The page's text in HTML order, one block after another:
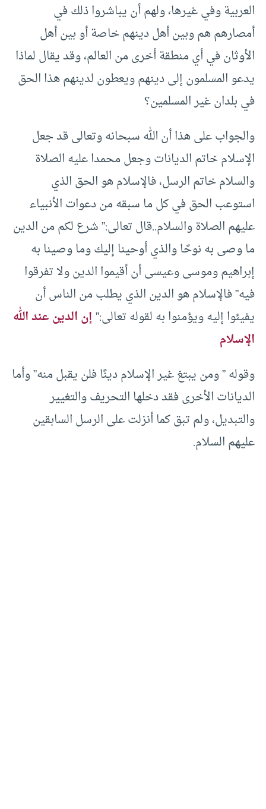
العربية وفي غيرها، ولهم أن يباشروا ذلك في
أمصارهم هم وبين أهل دينهم خاصة أو بين أهل
الأوثان في أي منطقة أخرى من العالم، وقد يقال لماذا
يدعو المسلمون إلى دينهم ويعطون لدينهم هذا الحق
في بلدان غير المسلمين؟
والجواب على هذا أن الله سبحانه وتعالى قد جعل
الإسلام خاتم الديانات وجعل محمدا عليه الصلاة
والسلام خاتم الرسل، فالإسلام هو الحق الذي
استوعب الحق في كل ما سبقه من دعوات الأنبياء
عليهم الصلاة والسلام..قال تعالى:” شرع لكم من الدين
ما وصى به نوحًا والذي أوحينا إليك وما وصينا به
إبراهيم وموسى وعيسى أن أقيموا الدين ولا تفرقوا
فيه” فالإسلام هو الدين الذي يطلب من الناس أن
يفيئوا إليه ويؤمنوا به لقوله تعالى:”إن الدين عند الله
الإسلام
وقوله ” ومن يبتغ غير الإسلام دينًا فلن يقبل منه” وأما
الديانات الأخرى فقد دخلها التحريف والتغيير
والتبديل، ولم تبق كما أنزلت على الرسل السابقين
عليهم السلام.